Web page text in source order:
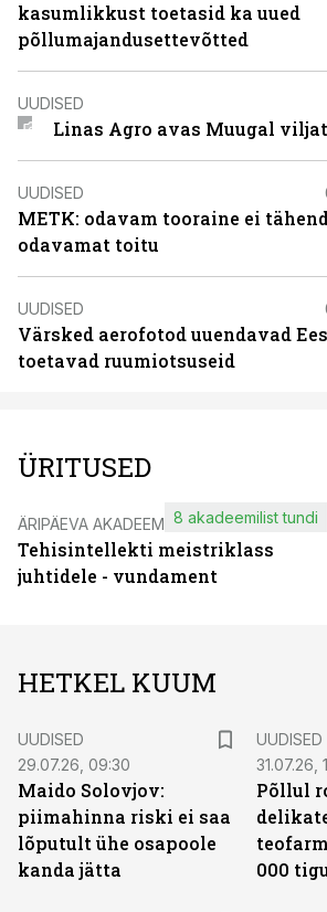
kasumlikkust toetasid ka uued
põllumajandusettevõtted
UUDISED
Linas Agro avas Muugal
UUDISED
METK: odavam tooraine ei
odavamat toitu
UUDISED
Värsked aerofotod uuendavad
toetavad ruumiotsuseid
ÜRITUSED
ÄRIPÄEVA AKADEEMIA
Tehisintellekti meistriklass
juhtidele - vundament
8 akadeemilist tundi
HETKEL KUUM
UUDISED
29.07.26, 09:30
Maido Solovjov:
piimahinna riski ei saa
lõputult ühe osapoole
kanda jätta
UUDISED
31.07.26,
Põllul
000